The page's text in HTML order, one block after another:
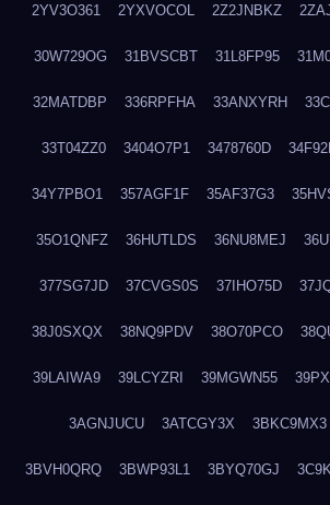
2YV3O361 2YXVOCOL 2Z2JNBKZ
30W729OG 31BVSCBT 31L8FP95
32MATDBP 336RPFHA 33ANXYRH
33T04ZZ0 3404O7P1 3478760D
34Y7PBO1 357AGF1F 35AF37G3
35O1QNFZ 36HUTLDS 36NU8MEJ
377SG7JD 37CVGS0S 37IHO75D
38J0SXQX 38NQ9PDV 38O70PCO
39LAIWA9 39LCYZRI 39MGWN55
3AGNJUCU 3ATCGY3X 3BKC9MX3
3BVH0QRQ 3BWP93L1 3BYQ70GJ